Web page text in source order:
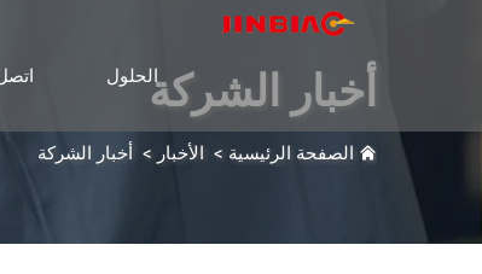
الحلولأخبار الشركة
الصفحة الرئيسية > الأخبار > أخبار الشركة